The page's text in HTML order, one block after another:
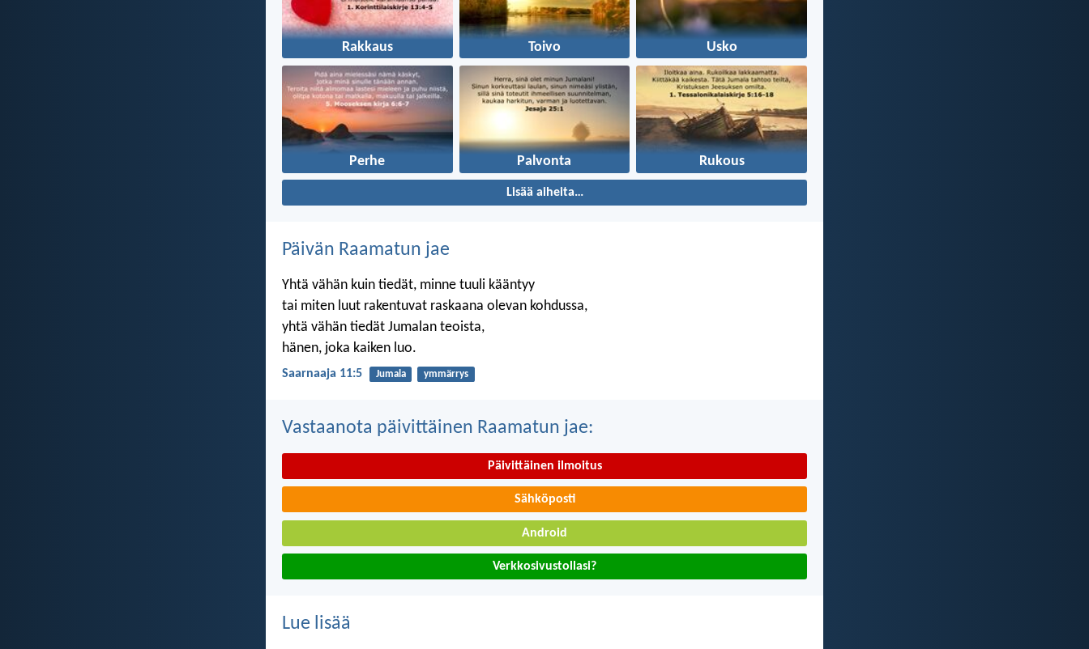
Rakkaus Toivo Usko
Perhe Palvonta Rukous
Lisää aiheita…
Päivän Raamatun jae
Yhtä vähän kuin tiedät, minne tuuli kääntyy
tai miten luut rakentuvat raskaana olevan kohdussa,
yhtä vähän tiedät Jumalan teoista,
hänen, joka kaiken luo.
Saarnaaja 11:5 Jumala ymmärrys
Vastaanota päivittäinen Raamatun jae:
Päivittäinen ilmoitus
Sähköposti
Android
Verkkosivustollasi?
Lue lisää